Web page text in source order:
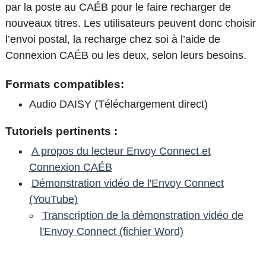
par la poste au CAÉB pour le faire recharger de
nouveaux titres. Les utilisateurs peuvent donc choisir
l’envoi postal, la recharge chez soi à l’aide de
Connexion CAÉB ou les deux, selon leurs besoins.
Formats compatibles:
Audio DAISY (Téléchargement direct)
Tutoriels pertinents :
A propos du lecteur Envoy Connect et
Connexion CAÉB
Démonstration vidéo de l'Envoy Connect
(YouTube)
Transcription de la démonstration vidéo de
l'Envoy Connect (fichier Word)